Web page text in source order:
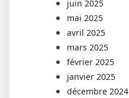
juin 2025
mai 2025
avril 2025
mars 2025
février 2025
janvier 2025
décembre 2024